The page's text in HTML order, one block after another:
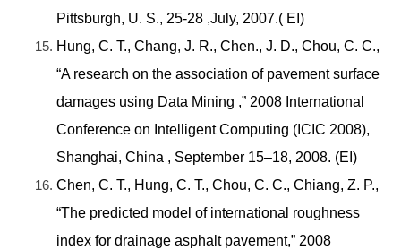
Pittsburgh, U. S., 25-28 ,July, 2007.( EI)
Hung, C. T., Chang, J. R., Chen., J. D., Chou, C. C.,
“A research on the association of pavement surface
damages using Data Mining ,” 2008 International
Conference on Intelligent Computing (ICIC 2008),
Shanghai, China , September 15–18, 2008. (EI)
Chen, C. T., Hung, C. T., Chou, C. C., Chiang, Z. P.,
“The predicted model of international roughness
index for drainage asphalt pavement,” 2008